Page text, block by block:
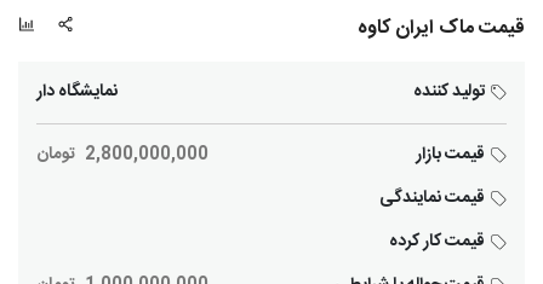
قیمت ماک ایران کاوه
تولید کننده نمایشگاه دار
قیمت بازار 2,800,000,000 تومان
قیمت نمایندگی
قیمت کار کرده